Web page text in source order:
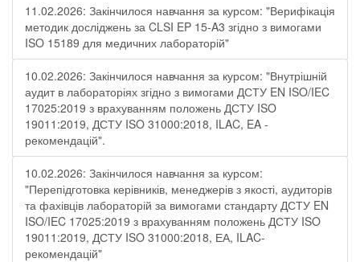
11.02.2026: Закінчилося навчання за курсом: "Верифікація
методик досліджень за CLSI EP 15-A3 згідно з вимогами
ISO 15189 для медичних лабораторій"
10.02.2026: Закінчилося навчання за курсом: "Внутрішній
аудит в лабораторіях згідно з вимогами ДСТУ EN ISO/IEC
17025:2019 з врахуванням положень ДСТУ ISO
19011:2019, ДСТУ ISO 31000:2018, ILAC, EA -
рекомендацій".
10.02.2026: Закінчилося навчання за курсом:
"Перепідготовка керівників, менеджерів з якості, аудиторів
та фахівців лабораторій за вимогами стандарту ДСТУ EN
ISO/IEC 17025:2019 з врахуванням положень ДСТУ ISO
19011:2019, ДСТУ ISO 31000:2018, ЕА, ILAC-
рекомендацій"